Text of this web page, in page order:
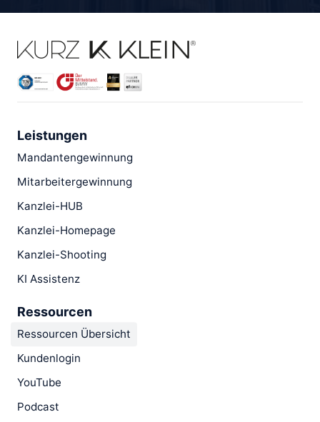
Leistungen
Mandantengewinnung
Mitarbeitergewinnung
Kanzlei-HUB
Kanzlei-Homepage
Kanzlei-Shooting
KI Assistenz
Ressourcen
Ressourcen Übersicht
Kundenlogin
YouTube
Podcast